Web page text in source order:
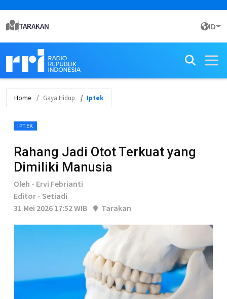
TARAKAN ID
Home Gaya Hidup Iptek
IPTEK
Rahang Jadi Otot Terkuat yang
Dimiliki Manusia
Oleh - Ervi Febrianti
Editor - Setiadi
31 Mei 2026 17:52 WIB
Tarakan